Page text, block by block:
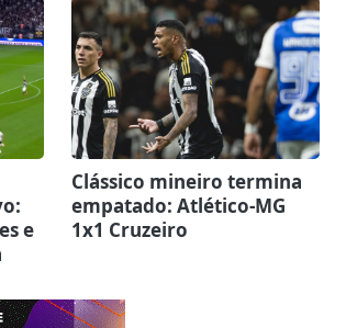
e
Clássico mineiro termina
empatado: Atlético-MG
1x1 Cruzeiro